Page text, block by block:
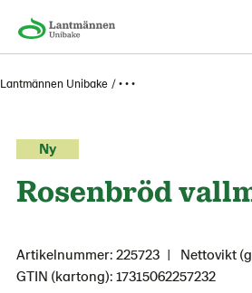
Lantmännen Unibake • • •
Ny
Rosenbröd
Artikelnummer: 225723
Nettovikt
GTIN (kartong): 17315062257232